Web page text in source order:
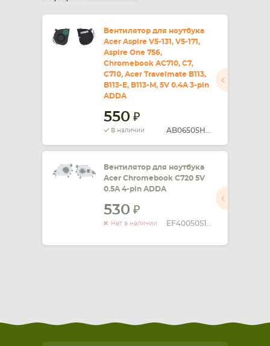
Вентилятор для ноутбука
Acer Aspire V5-131, V5-171,
Aspire One 756,
Chromebook AC710, C7,
C710, Acer Travelmate B113,
B113-E, B113-M, 5V 0.4A 3-pin
ADDA
550
В наличии
Вентилятор для ноутбука
Acer Chromebook C720 5V
0.5A 4-pin ADDA
530
Нет в наличии